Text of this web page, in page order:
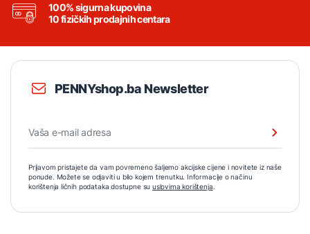
100% sigurna kupovina
10 fizičkih prodajnih centara
PENNYshop.ba Newsletter
Prijavom pristajete da vam povremeno šaljemo akcijske cijene i novitete iz naše
ponude. Možete se odjaviti u bilo kojem trenutku. Informacije o načinu
korištenja ličnih podataka dostupne su uslovima korištenja.